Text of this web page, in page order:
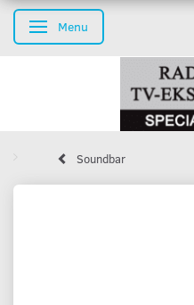
Skifte navigation
Menu
Soundbar